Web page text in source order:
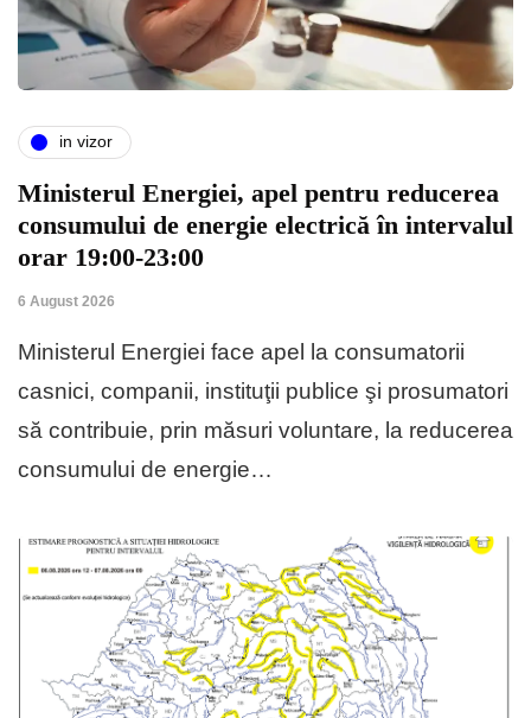
in vizor
Ministerul Energiei, apel pentru reducerea
consumului de energie electrică în intervalul
orar 19:00-23:00
6 August 2026
Ministerul Energiei face apel la consumatorii
casnici, companii, instituţii publice şi prosumatori
să contribuie, prin măsuri voluntare, la reducerea
consumului de energie…